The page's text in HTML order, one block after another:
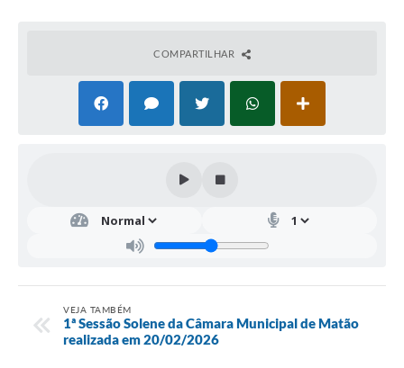
COMPARTILHAR
VEJA TAMBÉM
1ª Sessão Solene da Câmara Municipal de Matão
realizada em 20/02/2026